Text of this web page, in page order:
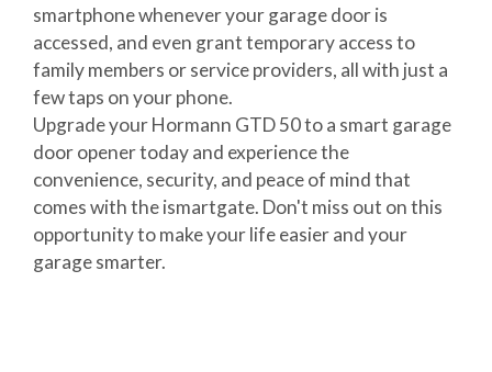
smartphone whenever your garage door is
accessed, and even grant temporary access to
family members or service providers, all with just a
few taps on your phone.
Upgrade your Hormann GTD 50 to a smart garage
door opener today and experience the
convenience, security, and peace of mind that
comes with the ismartgate. Don't miss out on this
opportunity to make your life easier and your
garage smarter.